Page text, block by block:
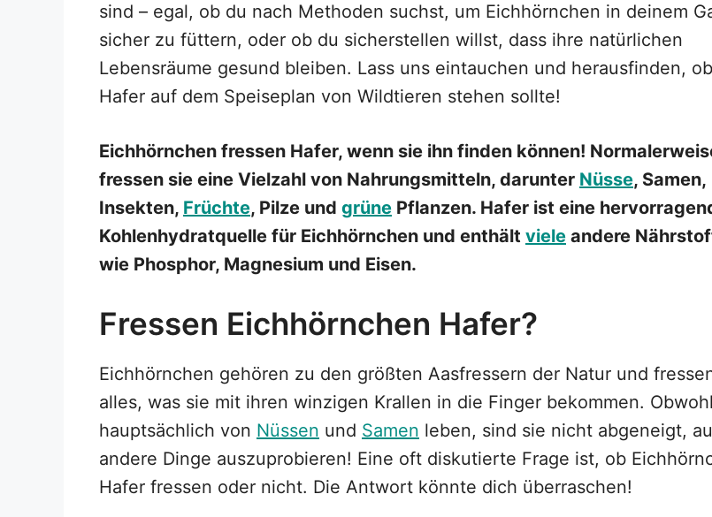
sind – egal, ob du nach Methoden suchst, um Eichhörnchen in deinem
sicher zu füttern, oder ob du sicherstellen willst, dass ihre natürlichen
Lebensräume gesund bleiben. Lass uns eintauchen und herausfinden, ob
Hafer auf dem Speiseplan von Wildtieren stehen sollte!
Eichhörnchen fressen Hafer, wenn sie ihn finden können!
fressen sie eine Vielzahl von Nahrungsmitteln, darunter Nüsse, Samen,
Insekten, Früchte, Pilze und grüne Pflanzen. Hafer ist eine
Kohlenhydratquelle für Eichhörnchen und enthält viele andere
wie Phosphor, Magnesium und Eisen.
Fressen Eichhörnchen Hafer?
Eichhörnchen gehören zu den größten Aasfressern der Natur und
alles, was sie mit ihren winzigen Krallen in die Finger bekommen.
hauptsächlich von Nüssen und Samen leben, sind sie nicht abgeneigt,
andere Dinge auszuprobieren! Eine oft diskutierte Frage ist, ob
Hafer fressen oder nicht. Die Antwort könnte dich überraschen!